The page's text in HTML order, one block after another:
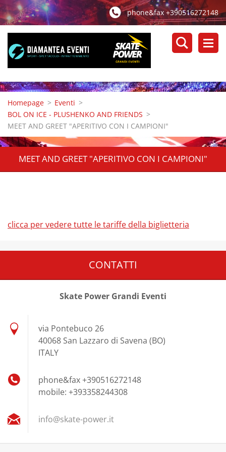
phone&fax +390516272148
Homepage > Eventi >
BOL ON ICE - PLUSHENKO AND FRIENDS >
MEET AND GREET "APERITIVO CON I CAMPIONI"
MEET AND GREET "APERITIVO CON I CAMPIONI"
clicca per vedere tutte le tariffe della biglietteria
CONTATTI
Skate Power Grandi Eventi
via Pontebuco 26
40068 San Lazzaro di Savena (BO)
ITALY
phone&fax +390516272148
mobile: +393358244308
info@skate-power.it